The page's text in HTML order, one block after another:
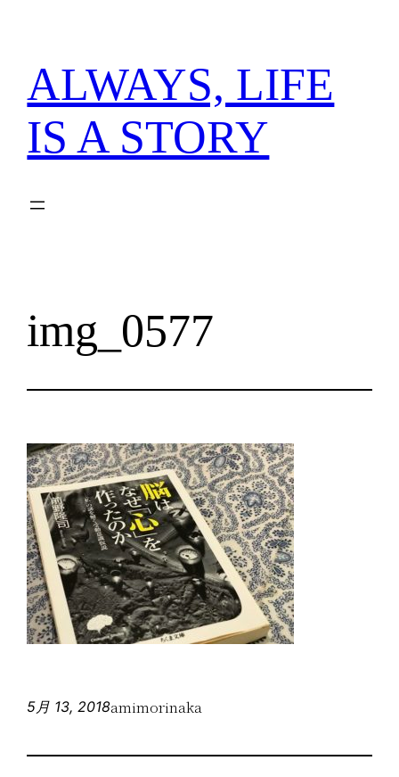
ALWAYS, LIFE
IS A STORY
img_0577
5月 13, 2018amimorinaka